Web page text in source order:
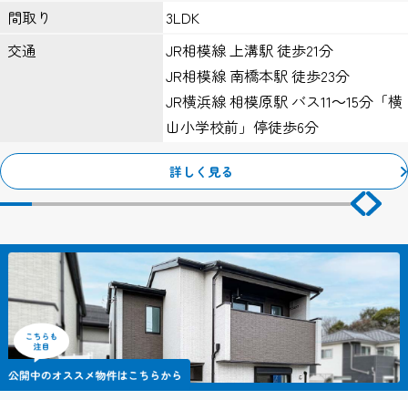
ＩＰアドレスについて
当サイトのアクセスログよりお客様のIPアドレスを以下の理由のた
め利用する場合があります。
ただし個人でドメインを取得し、そのWebサーバーの設置場所から
アクセスされている等の特殊な場合を除き、IPアドレスから個人が
特定できることはありません。
１、Webサーバーで発生した問題を突き止めるため。
２、Webサイトの管理のため。
クッキー（Cookie）について
ッキーを使用する場合があります。
クッキーとは、お客様がWebサイトを訪れた際に、お客様のコンピ
ューター内に記録される小さな情報（テキストファイル）のこと
で、主にシステムが個々のユーザーを認識するために使用していま
す。
これにより一度入力いただいた情報を次回より再度入力していただ
く手間が省けます。
間取り
3LDK
交通
JR相模線 上溝駅 徒歩21分
JR相模線 南橋本駅 徒歩23分
JR横浜線 相模原駅 バス11～15分「横
山小学校前」停徒歩6分
詳しく見る